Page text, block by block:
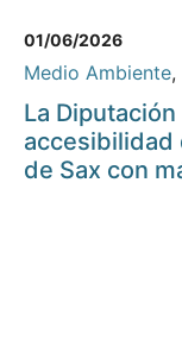
01/06/2026
Medio Ambiente,
La
accesibilidad
de Sax con